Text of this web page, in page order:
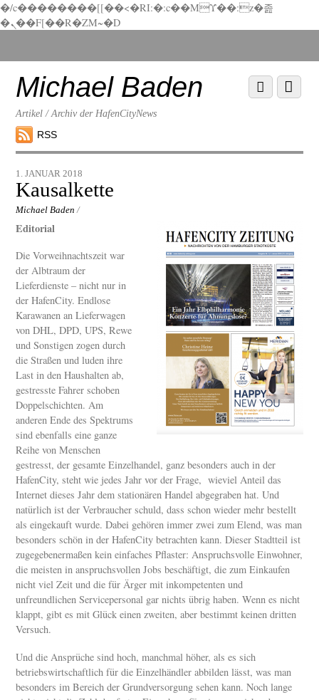
�/c��������[[��<�RI:�:c��MΎ��:z�졾
�ܢ��F[��R�ZM~�D
down
contentMichael Baden
Artikel / Archiv der HafenCityNews
RSS
Menu
Scroll
down
1. JANUAR 2018
Kausalkette
Michael Baden /
Editorial
Die Vorweihnachtszeit war
der Albtraum der
Lieferdienste – nicht nur in
der HafenCity. Endlose
Karawanen an Lieferwagen
von DHL, DPD, UPS, Rewe
und Sonstigen zogen durch
die Straßen und luden ihre
Last in den Haushalten ab,
gestresste Fahrer schoben
Doppelschichten. Am
anderen Ende des Spektrums
sind ebenfalls eine ganze
Reihe von Menschen
gestresst, der gesamte Einzelhandel, ganz besonders auch in der
HafenCity, steht wie jedes Jahr vor der Frage, wieviel Anteil das
Internet dieses Jahr dem stationären Handel abgegraben hat. Und
natürlich ist der Verbraucher schuld, dass schon wieder mehr bestellt
als eingekauft wurde. Dabei gehören immer zwei zum Elend, was man
besonders schön in der HafenCity betrachten kann. Dieser Stadtteil ist
zugegebenermaßen kein einfaches Pflaster: Anspruchsvolle Einwohner,
die meisten in anspruchsvollen Jobs beschäftigt, die zum Einkaufen
nicht viel Zeit und die für Ärger mit inkompetenten und
unfreundlichen Servicepersonal gar nichts übrig haben. Wenn es nicht
klappt, gibt es mit Glück einen zweiten, aber bestimmt keinen dritten
Versuch.
Und die Ansprüche sind hoch, manchmal höher, als es sich
betriebswirtschaftlich für die Einzelhändler abbilden lässt, was man
besonders im Bereich der Grundversorgung sehen kann. Noch lange